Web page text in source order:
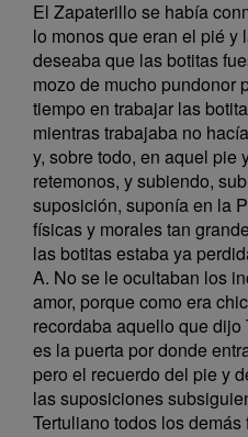
El Zapaterillo se había
lo monos que eran el pié y
deseaba que las botitas
mozo de mucho pundonor
tiempo en trabajar las
mientras trabajaba no
y, sobre todo, en aquel pie
retemonos, y subiendo,
suposición, suponía en la
físicas y morales tan
las botitas estaba ya
A. No se le ocultaban los
amor, porque como era
recordaba aquello que
es la puerta por donde
pero el recuerdo del pie y
las suposiciones
Tertuliano todos los